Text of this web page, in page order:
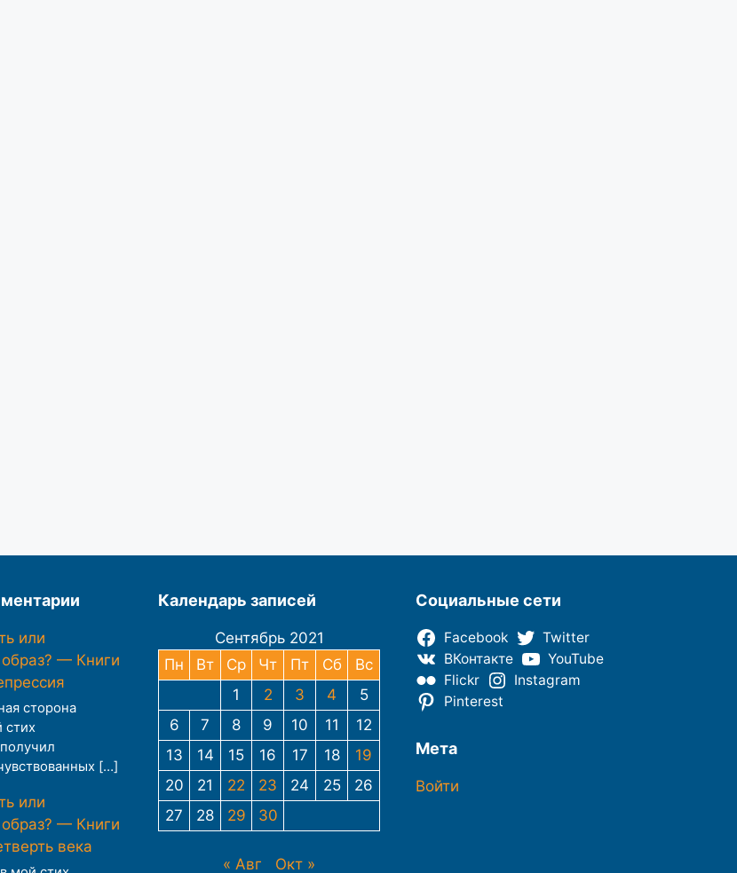
или
— Книги
сторона
стих
[…]
или
— Книги
века
Календарь записей
Сентябрь 2021
Пн
Вт Ср Чт Пт Сб
Вс
1
2 3 4
5
6
7 8 9 10 11
12
13
14 15 16 17 18
19
20
21 22 23 24 25
26
27
28 29 30
« Авг Окт »
Социальные сети
Facebook
Twitter
ВКонтакте
YouTube
Flickr
Instagram
Pinterest
Мета
Войти